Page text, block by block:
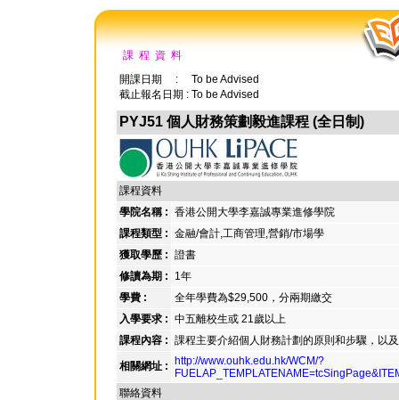
課 程 資 料
開課日期 : To be Advised
截止報名日期 : To be Advised
PYJ51 個人財務策劃毅進課程 (全日制)
課程資料
學院名稱 : 香港公開大學李嘉誠專業進修學院
課程類型 : 金融/會計,工商管理,營銷/市場學
獲取學歷 : 證書
修讀為期 :
1年
學費 :
全年學費為$29,500，分兩期繳交
入學要求 : 中五離校生或 21歲以上
課程內容 : 課程主要介紹個人財務計劃的原則和步驟，以
相關網址 :
http://www.ouhk.edu.hk/WCM/?
聯絡資料